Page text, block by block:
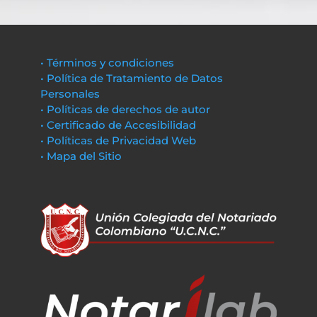
• Términos y condiciones
• Política de Tratamiento de Datos
Personales
• Políticas de derechos de autor
• Certificado de Accesibilidad
• Políticas de Privacidad Web
• Mapa del Sitio